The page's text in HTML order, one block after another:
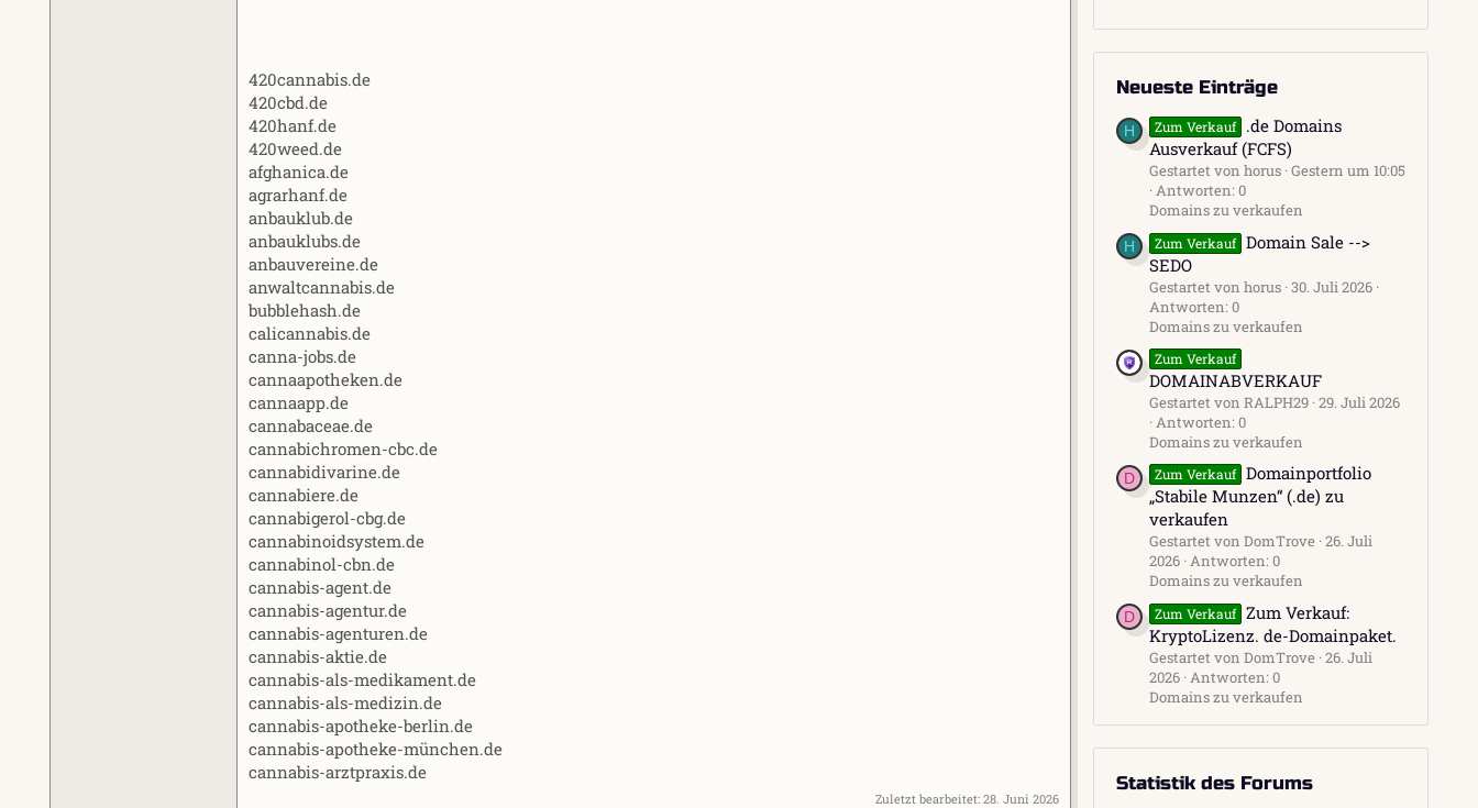
420cannabis.de
420cbd.de
420hanf.de
420weed.de
afghanica.de
agrarhanf.de
anbauklub.de
anbauklubs.de
anbauvereine.de
anwaltcannabis.de
bubblehash.de
calicannabis.de
canna-jobs.de
cannaapotheken.de
cannaapp.de
cannabaceae.de
cannabichromen-cbc.de
cannabidivarine.de
cannabiere.de
cannabigerol-cbg.de
cannabinoidsystem.de
cannabinol-cbn.de
cannabis-agent.de
cannabis-agentur.de
cannabis-agenturen.de
cannabis-aktie.de
cannabis-als-medikament.de
cannabis-als-medizin.de
cannabis-apotheke-berlin.de
cannabis-apotheke-münchen.de
cannabis-arztpraxis.de
Zuletzt bearbeitet: 28. Juni 2026
Neueste Einträge
H Zum Verkauf
.de Domains
Ausverkauf (FCFS)
Gestartet von horus Gestern um 10:05
Antworten: 0
Domains zu verkaufen
H Zum Verkauf Domain Sale -->
SEDO
Gestartet von horus 30. Juli 2026
Antworten: 0
Domains zu verkaufen
Zum Verkauf
DOMAINABVERKAUF
Gestartet von RALPH29 29. Juli 2026
Antworten: 0
Domains zu verkaufen
D Zum Verkauf Domainportfolio
„Stabile Munzen“ (.de) zu
verkaufen
Gestartet von DomTrove 26. Juli
2026 Antworten: 0
Domains zu verkaufen
D Zum Verkauf Zum Verkauf:
KryptoLizenz. de-Domainpaket.
Gestartet von DomTrove 26. Juli
2026 Antworten: 0
Domains zu verkaufen
Statistik des Forums